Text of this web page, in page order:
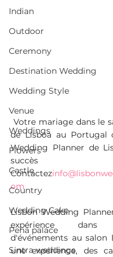
Indian
Outdoor
Ceremony
Destination Wedding
Wedding Style
Venue
Weddings
Flowers
Castle
Country
Wedding Cake
Pena palace
Sintra weddings
Votre mariage dans le
de Lisboa au Portugal
Wedding Planner de
succès
Contactez
om
Lisbon Wedding
expérience dans
d'événements au salon
une expérience, des